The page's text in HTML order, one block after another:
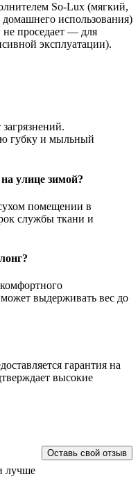
So-Lux (мягкий,
использования)
проседает — для
эксплуатации).
губку и мыльный
улице зимой?
помещении в
службы ткани и
выдерживать вес до
гарантия на
высокие
Оставь свой отзыв
лучше